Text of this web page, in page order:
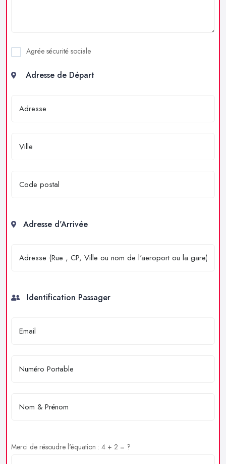
Agrée sécurité sociale
Adresse de Départ
Adresse d'Arrivée
Identification Passager
Merci de résoudre l'équation : 4 + 2 = ?